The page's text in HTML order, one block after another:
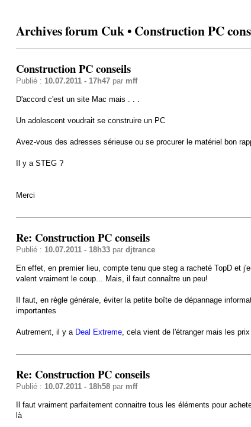
Archives forum Cuk • Construction PC
Construction PC conseils
Publié : 10.07.2011 - 17h47par mff
D'accord c'est un site Mac mais . . .
Un adolescent voudrait se construire un PC
Avez-vous des adresses sérieuse ou se procurer le matériel bon
Il y a STEG ?
Merci
Re: Construction PC conseils
Publié : 10.07.2011 - 18h33par djtrance
En effet, en premier lieu, compte tenu que steg a racheté TopD et
valent vraiment le coup... Mais, il faut connaître un peu!
Il faut, en règle générale, éviter la petite boîte de dépannage
importantes
Autrement, il y a Deal Extreme, cela vient de l'étranger mais les
Re: Construction PC conseils
Publié : 10.07.2011 - 18h58par mff
Il faut vraiment parfaitement connaitre tous les éléments pour
là